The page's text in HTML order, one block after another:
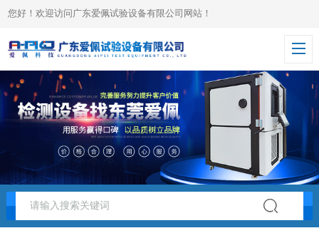
您好！欢迎访问广东爱佩试验设备有限公司网站！